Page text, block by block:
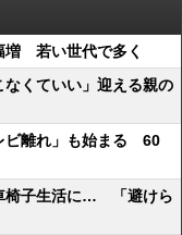
増 若い世代で多く
なくていい」迎える親の
ビ離れ」も始まる 60
椅子生活に… 「避けら